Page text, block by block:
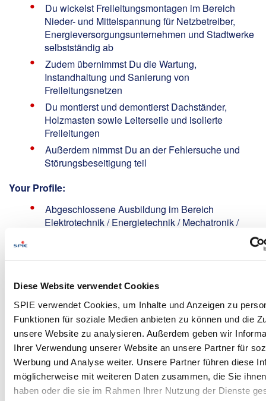
Diese Website verwendet Cookies
SPIE verwendet Cookies, um Inhalte und Anzeigen zu
Funktionen für soziale Medien anbieten zu können und die
unsere Website zu analysieren. Außerdem geben wir
Ihrer Verwendung unserer Website an unsere Partner für
Werbung und Analyse weiter. Unsere Partner führen diese
möglicherweise mit weiteren Daten zusammen, die Sie
haben oder die sie im Rahmen Ihrer Nutzung der Dienste
Du wickelst Freileitungsmontagen im Bereich
Nieder- und Mittelspannung für Netzbetreiber,
Energieversorgungsunternehmen und Stadtwerke
selbstständig ab
Zudem übernimmst Du die Wartung,
Instandhaltung und Sanierung von
Freileitungsnetzen
Du montierst und demontierst Dachständer,
Holzmasten sowie Leiterseile und isolierte
Freileitungen
Außerdem nimmst Du an der Fehlersuche und
Störungsbeseitigung teil
Your Profile:
Abgeschlossene Ausbildung im Bereich
Elektrotechnik / Energietechnik / Mechatronik /
Quereinsteiger (Dachdecker, Zimmermann m/w/d)
entsprechender Weiterbildung sind willkommen!
Idealerweise erste Berufserfahrung im
Freileitungsbau und Bau von Stromversorgung
Führerscheinklasse mindestens B oder BE,
wünschenswert Klasse C oder CE
Deutschkenntnisse mindestens Level B2
Eigenverantwortliche, engagierte und
zuverlässige Arbeitsweise